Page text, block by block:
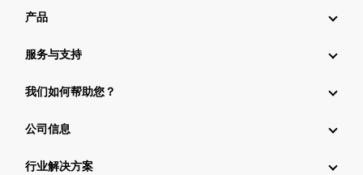
产品
服务与支持
我们如何帮助您？
公司信息
行业解决方案